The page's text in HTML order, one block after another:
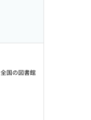
全国の図書館